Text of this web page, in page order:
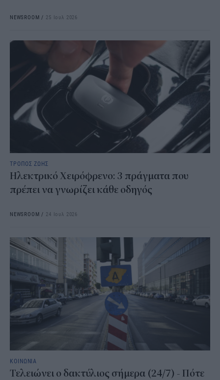
NEWSROOM / 25 Ιουλ 2026
ΤΡΟΠΟΣ ΖΩΗΣ
Ηλεκτρικό Χειρόφρενο: 3 πράγματα που
πρέπει να γνωρίζει κάθε οδηγός
NEWSROOM / 24 Ιουλ 2026
ΚΟΙΝΩΝΙΑ
Τελειώνει ο δακτύλιος σήμερα (24/7) - Πότε